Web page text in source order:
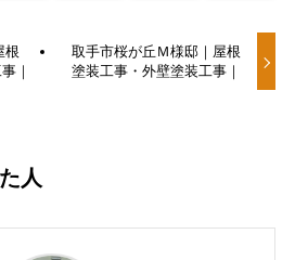
根
｜
取手市桜が丘Ｍ様邸｜屋根
塗装工事・外壁塗装工事｜
人